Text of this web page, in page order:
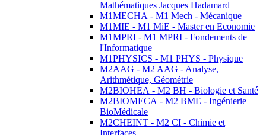
Mathématiques Jacques Hadamard
M1MECHA - M1 Mech - Mécanique
M1MIE - M1 MiE - Master en Economie
M1MPRI - M1 MPRI - Fondements de
l'Informatique
M1PHYSICS - M1 PHYS - Physique
M2AAG - M2 AAG - Analyse,
Arithmétique, Géométrie
M2BIOHEA - M2 BH - Biologie et Santé
M2BIOMECA - M2 BME - Ingénierie
BioMédicale
M2CHEINT - M2 CI - Chimie et
Interfaces